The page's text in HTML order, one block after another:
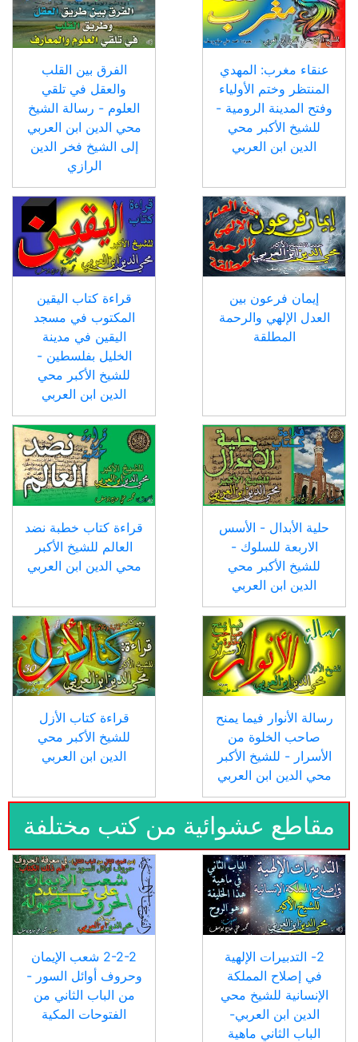
عنقاء مغرب: المهدي
المنتظر وختم الأولياء
وفتح المدينة الرومية -
للشيخ الأكبر محي
الدين ابن العربي
الفرق بين القلب
والعقل في تلقي
العلوم - رسالة الشيخ
محي الدين ابن العربي
إلى الشيخ فخر الدين
الرازي
إيمان فرعون بين
العدل الإلهي والرحمة
المطلقة
قراءة كتاب اليقين
المكتوب في مسجد
اليقين في مدينة
الخليل بفلسطين -
للشيخ الأكبر محي
الدين ابن العربي
حلية الأبدال - الأسس
الاربعة للسلوك -
للشيخ الأكبر محي
الدين ابن العربي
قراءة كتاب خطبة نضد
العالم للشيخ الأكبر
محي الدين ابن العربي
رسالة الأنوار فيما يمنح
صاحب الخلوة من
الأسرار - للشيخ الأكبر
محي الدين ابن العربي
قراءة كتاب الأزل
للشيخ الأكبر محي
الدين ابن العربي
مقاطع عشوائية من كتب مختلفة
2- التدبيرات الإلهية
في إصلاح المملكة
الإنسانية للشيخ محي
الدين ابن العربي-
الباب الثاني ماهية
2-2-2 شعب الإيمان
وحروف أوائل السور -
من الباب الثاني من
الفتوحات المكية